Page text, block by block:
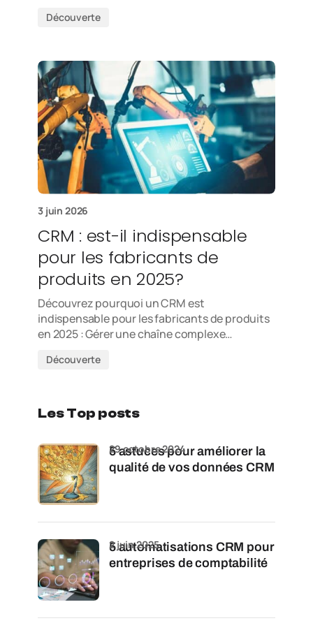
Découverte
3 juin 2026
CRM : est-il indispensable
pour les fabricants de
produits en 2025?
Découvrez pourquoi un CRM est
indispensable pour les fabricants de produits
en 2025 : Gérer une chaîne complexe…
Découverte
Les Top posts
5 astuces pour améliorer la
qualité de vos données CRM
29 octobre 2024
5 automatisations CRM pour
entreprises de comptabilité
2 juin 2025